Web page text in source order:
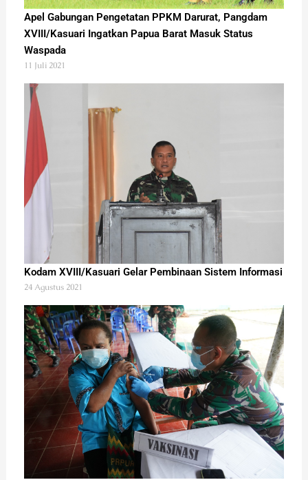
Apel Gabungan Pengetatan PPKM Darurat, Pangdam
XVIII/Kasuari Ingatkan Papua Barat Masuk Status
Waspada
11 Juli 2021
Kodam XVIII/Kasuari Gelar Pembinaan Sistem Informasi
24 Agustus 2021